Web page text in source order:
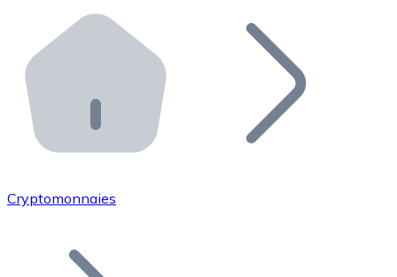
Distributeurs automatiques Bitnovo
Intégrez un ATM Bitnovo dans votre entreprise et
API Bitnovo
Intégrez notre API dans votre écosystème.
Rejoignez notre réseau de distributeurs et
Ajoutez le token de votre projet à notre service
Cryptomonnaies